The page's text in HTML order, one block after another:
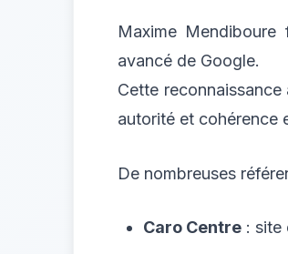
Maxime
avancé de Google.
Cette reconnaissance
autorité et cohérence
De nombreuses
Caro Centre : site